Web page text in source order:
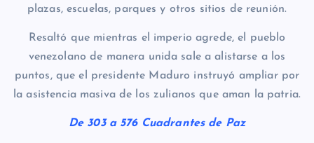
plazas, escuelas, parques y otros sitios de reunión.
Resaltó que mientras el imperio agrede, el pueblo
venezolano de manera unida sale a alistarse a los
puntos, que el presidente Maduro instruyó ampliar por
la asistencia masiva de los zulianos que aman la patria.
De 303 a 576 Cuadrantes de Paz